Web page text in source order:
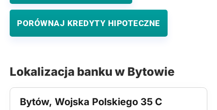
PORÓWNAJ KREDYTY HIPOTECZNE
Lokalizacja banku w Bytowie
Bytów, Wojska Polskiego 35 C